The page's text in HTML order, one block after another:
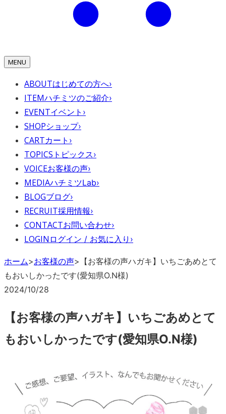
MENU
ABOUTはじめての方へ›
ITEMハチミツのご紹介›
EVENTイベント ›
SHOPショップ›
CARTカート ›
TOPICS トピックス›
VOICEお客様の声›
MEDIAハチミツLab›
BLOGブログ›
RECRUIT採用情報›
CONTACTお問い合わせ›
LOGIN ログイン / お気に入り ›
ホーム>お客様の声> 【お客様の声ハガキ】いちごあめとて
もおいしかったです(愛知県O.N様)
2024/10/28
【お客様の声ハガキ】いちごあめとて
もおいしかったです(愛知県O.N様)